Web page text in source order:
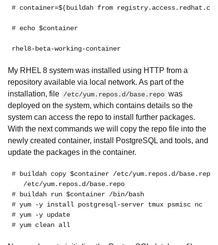
# container=$(buildah from
# echo $container
rhel8-beta-working-container
My RHEL 8 system was installed using HTTP from a
repository available via local network. As part of the
installation, file /etc/yum.repos.d/base.repo was
deployed on the system, which contains details so the
system can access the repo to install further packages.
With the next commands we will copy the repo file into the
newly created container, install PostgreSQL and tools, and
update the packages in the container.
# buildah copy $container /etc/yum.repos.d/
   /etc/yum.repos.d/base.repo
# buildah run $container /bin/bash
# yum -y install postgresql-server tmux psmisc nc
# yum -y update
# yum clean all